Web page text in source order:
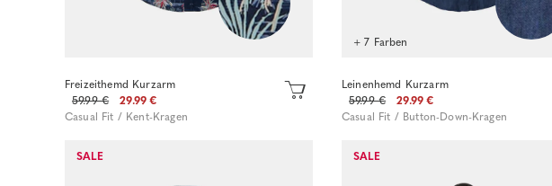
Freizeithemd Kurzarm
59.99 €
29.99 €
Casual Fit / Kent-Kragen
+ 7 Farben
Leinenhemd Kurzarm
59.99 €
29.99 €
Casual Fit / Button-Down-Kragen
SALE SALE